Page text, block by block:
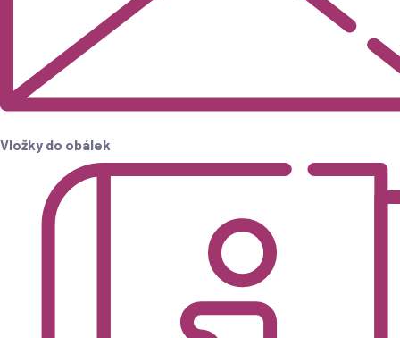
Vložky do obálek